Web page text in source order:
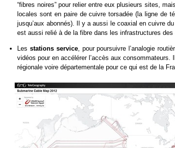
“fibres noires” pour relier entre eux plusieurs sites,
locales sont en paire de cuivre torsadée (la ligne de
jusqu’aux abonnés). Il y a aussi le coaxial en cuivre
est aussi relié à de la fibre dans les infrastructures des
Lesstations service, pour poursuivre l’analogie
vidéos pour en accélérer l’accès aux
régionale voire départementale pour ce qui est de la